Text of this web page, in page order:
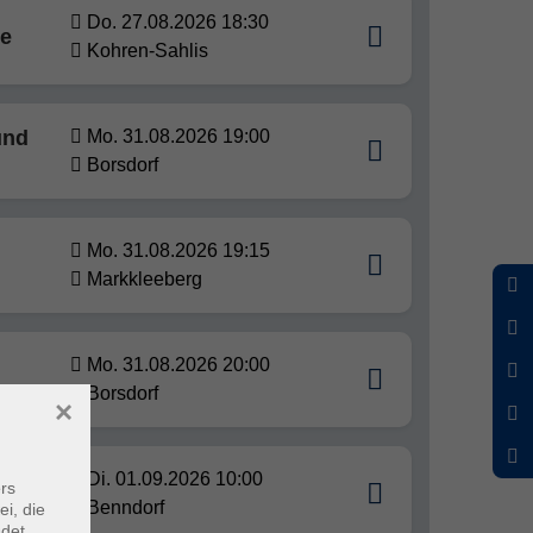
Do. 27.08.2026 18:30
Kohren-Sahlis
Mo. 31.08.2026 19:00
Borsdorf
Mo. 31.08.2026 19:15
Markkleeberg
Mo. 31.08.2026 20:00
Borsdorf
Di. 01.09.2026 10:00
Benndorf
die
×